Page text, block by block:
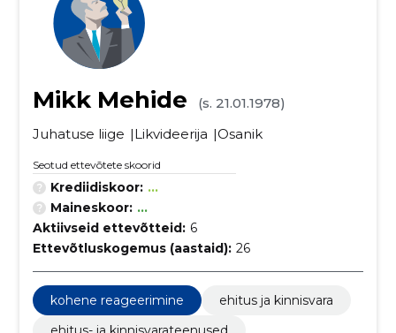
Mikk Mehide
(s. 21.01.1978)
Juhatuse liige
Likvideerija Osanik
Seotud ettevõtete skoorid
Krediidiskoor: ...
Maineskoor: ...
Aktiivseid ettevõtteid: 6
Ettevõtluskogemus (aastaid): 26
kohene reageerimine
ehitus ja kinnisvara